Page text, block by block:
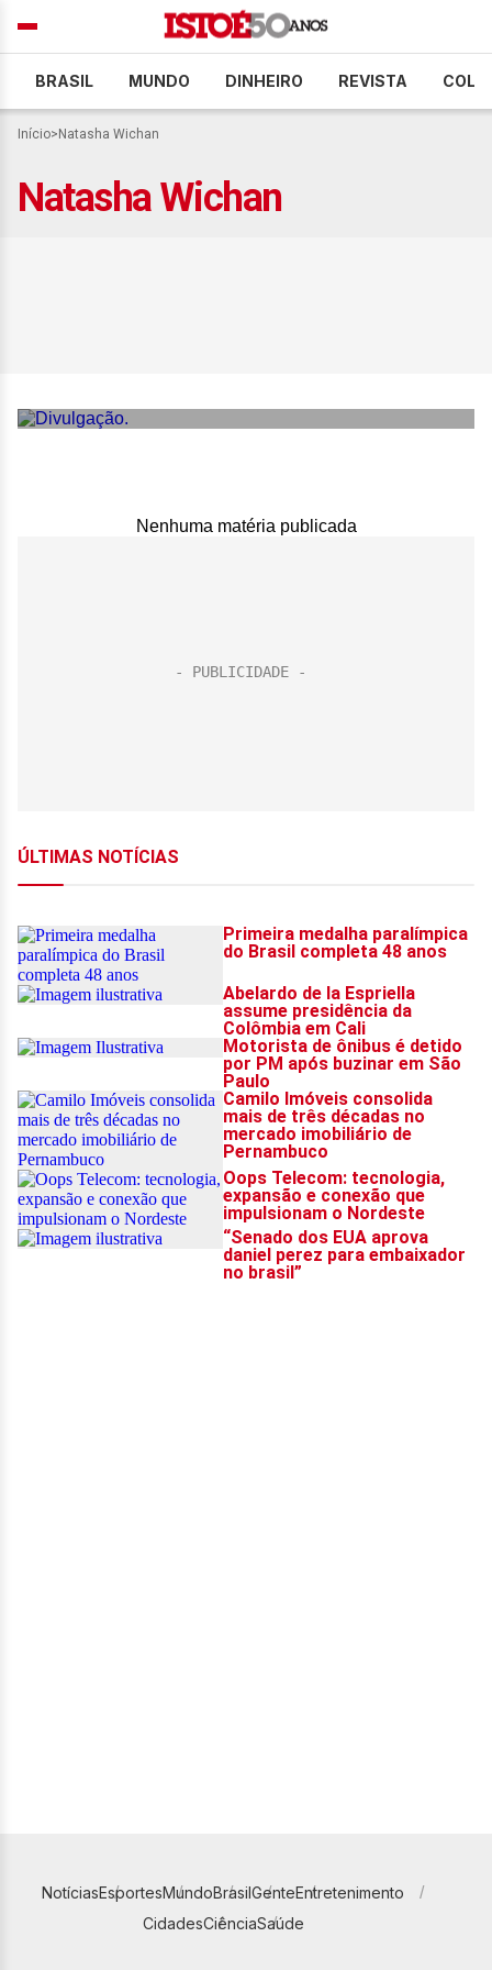
BRASIL MUNDO DINHEIRO REVISTA
Início> Natasha Wichan
Natasha Wichan
Nenhuma matéria publicada
NotíciasEsportesMundoBrasilGenteEntretenimento
CidadesCiênciaSaúde